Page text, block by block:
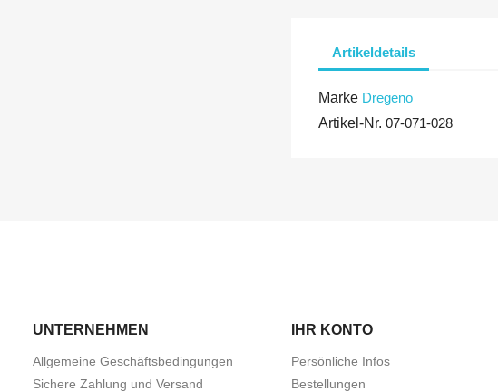
Artikeldetails
Marke Dregeno
Artikel-Nr. 07-071-028
UNTERNEHMEN
Allgemeine Geschäftsbedingungen
Sichere Zahlung und Versand
IHR KONTO
Persönliche Infos
Bestellungen